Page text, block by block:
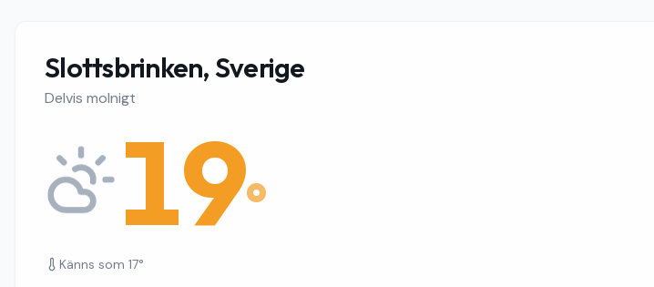
Slottsbrinken, Sverige
Delvis molnigt
19°
Känns som 17°